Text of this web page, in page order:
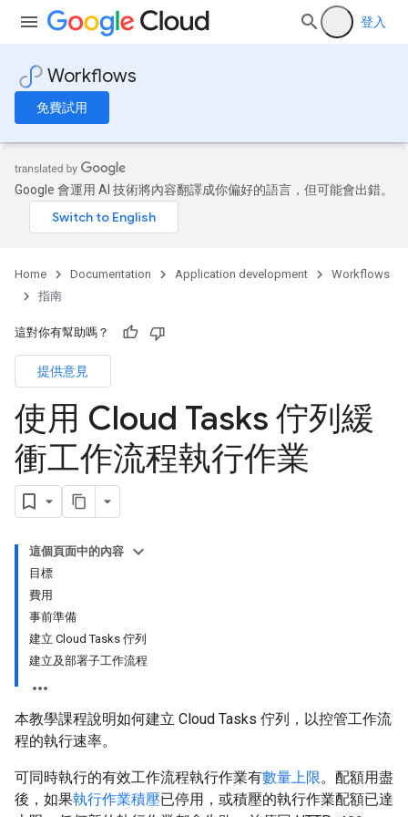
登入
Workflows
免費試用
Google 會運用 AI 技術將內容翻譯成你偏好的語言，但可能會出錯。
Home Documentation Application development
Workflows
指南
這對你有幫助嗎？
提供意見
使用 Cloud Tasks 佇列緩
衝工作流程執行作業
這個頁面中的內容
目標
費用
事前準備
建立 Cloud Tasks 佇列
建立及部署子工作流程
本教學課程說明如何建立 Cloud Tasks 佇列，以控管工作流
程的執行速率。
可同時執行的有效工作流程執行作業有數量上限。配額用盡
後，如果執行作業積壓已停用，或積壓的執行作業配額已達